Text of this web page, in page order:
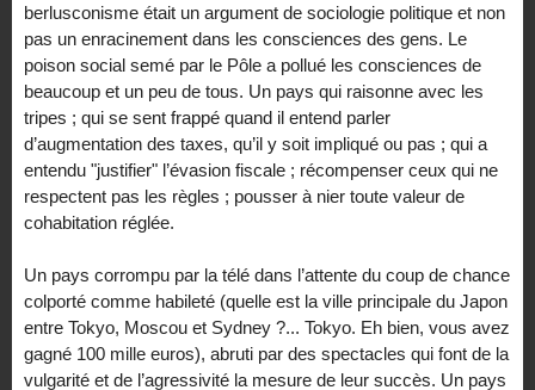
berlusconisme était un argument de sociologie politique et non
pas un enracinement dans les consciences des gens. Le
poison social semé par le Pôle a pollué les consciences de
beaucoup et un peu de tous. Un pays qui raisonne avec les
tripes ; qui se sent frappé quand il entend parler
d’augmentation des taxes, qu’il y soit impliqué ou pas ; qui a
entendu "justifier" l’évasion fiscale ; récompenser ceux qui ne
respectent pas les règles ; pousser à nier toute valeur de
cohabitation réglée.
Un pays corrompu par la télé dans l’attente du coup de chance
colporté comme habileté (quelle est la ville principale du Japon
entre Tokyo, Moscou et Sydney ?... Tokyo. Eh bien, vous avez
gagné 100 mille euros), abruti par des spectacles qui font de la
vulgarité et de l’agressivité la mesure de leur succès. Un pays